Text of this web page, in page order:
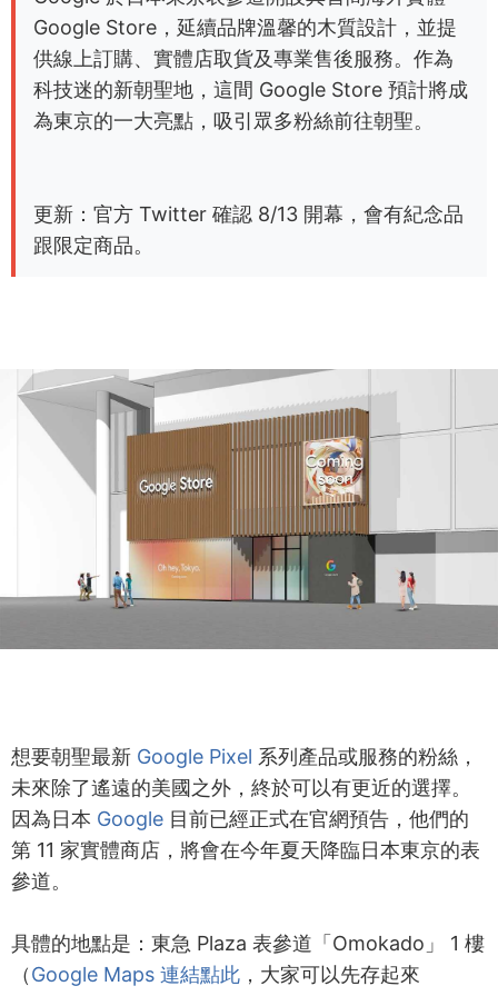
Google Store，延續品牌溫馨的木質設計，並提
供線上訂購、實體店取貨及專業售後服務。作為
科技迷的新朝聖地，這間 Google Store 預計將成
為東京的一大亮點，吸引眾多粉絲前往朝聖。
更新：官方 Twitter 確認 8/13 開幕，會有紀念品
跟限定商品。
想要朝聖最新 Google Pixel 系列產品或服務的粉絲，
未來除了遙遠的美國之外，終於可以有更近的選擇。
因為日本 Google 目前已經正式在官網預告，他們的
第 11 家實體商店，將會在今年夏天降臨日本東京的表
參道。
具體的地點是：東急 Plaza 表參道「Omokado」 1 樓
（Google Maps 連結點此 ，大家可以先存起來